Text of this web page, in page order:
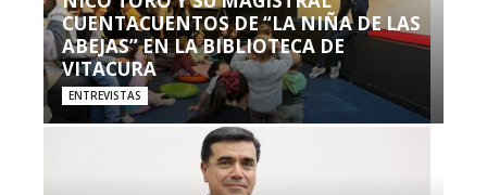
CUENTACUENTOS DE “LA NIÑA DE LAS
ABEJAS” EN LA BIBLIOTECA DE
VITACURA
ENTREVISTAS